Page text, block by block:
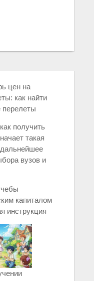
цен на
как найти
получить
такая
дальнейшее
вузов и
капиталом
инструкция